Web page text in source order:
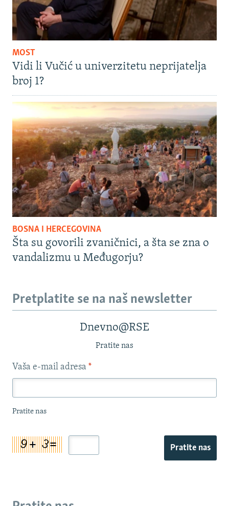
MOST
Vidi li Vučić u univerzitetu neprijatelja
broj 1?
BOSNA I HERCEGOVINA
Šta su govorili zvaničnici, a šta se zna o
vandalizmu u Međugorju?
Pretplatite se na naš newsletter
Dnevno@RSE
Pratite nas
Vaša e-mail adresa *
Pratite nas
Pratite nas